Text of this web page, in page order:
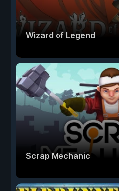
Wizard of Legend
Scrap Mechanic